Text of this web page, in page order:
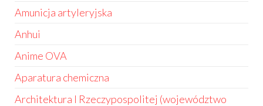
Amunicja artyleryjska
Anhui
Anime OVA
Aparatura chemiczna
Architektura I Rzeczypospolitej (województwo